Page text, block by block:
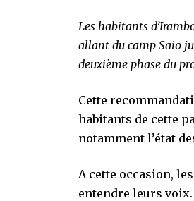
Les habitants
allant du camp Saio
deuxième phase du
Cette
habitants de cette
notamment l’état
A cette occasion,
entendre leurs